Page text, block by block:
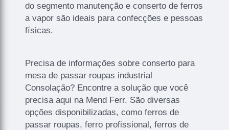
do segmento manutenção e conserto de ferros
a vapor são ideais para confecções e pessoas
físicas.
Precisa de informações sobre conserto para
mesa de passar roupas industrial
Consolação? Encontre a solução que você
precisa aqui na Mend Ferr. São diversas
opções disponibilizadas, como ferros de
passar roupas, ferro profissional, ferros de